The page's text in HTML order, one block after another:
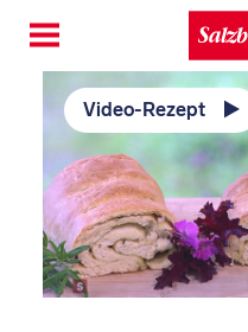
Toggle
navigation
Video-Rezept